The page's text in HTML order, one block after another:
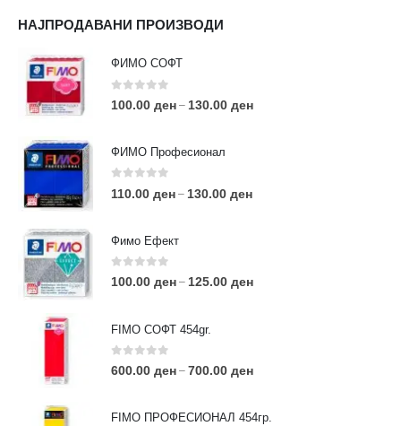
НАЈПРОДАВАНИ ПРОИЗВОДИ
ФИМО СОФТ
0 out of 5
100.00 ден – 130.00 ден
ФИМО Професионал
0 out of 5
110.00 ден – 130.00 ден
Фимо Ефект
0 out of 5
100.00 ден – 125.00 ден
FIMO СОФТ 454gr.
0out of 5
600.00 ден – 700.00 ден
FIMO ПРОФЕСИОНАЛ 454гр.